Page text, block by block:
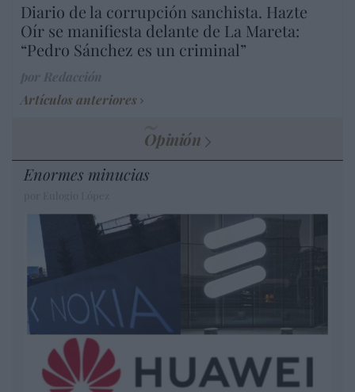
Diario de la corrupción sanchista. Hazte
Oír se manifiesta delante de La Mareta:
“Pedro Sánchez es un criminal”
Artículos anteriores
Opinión
Enormes minucias